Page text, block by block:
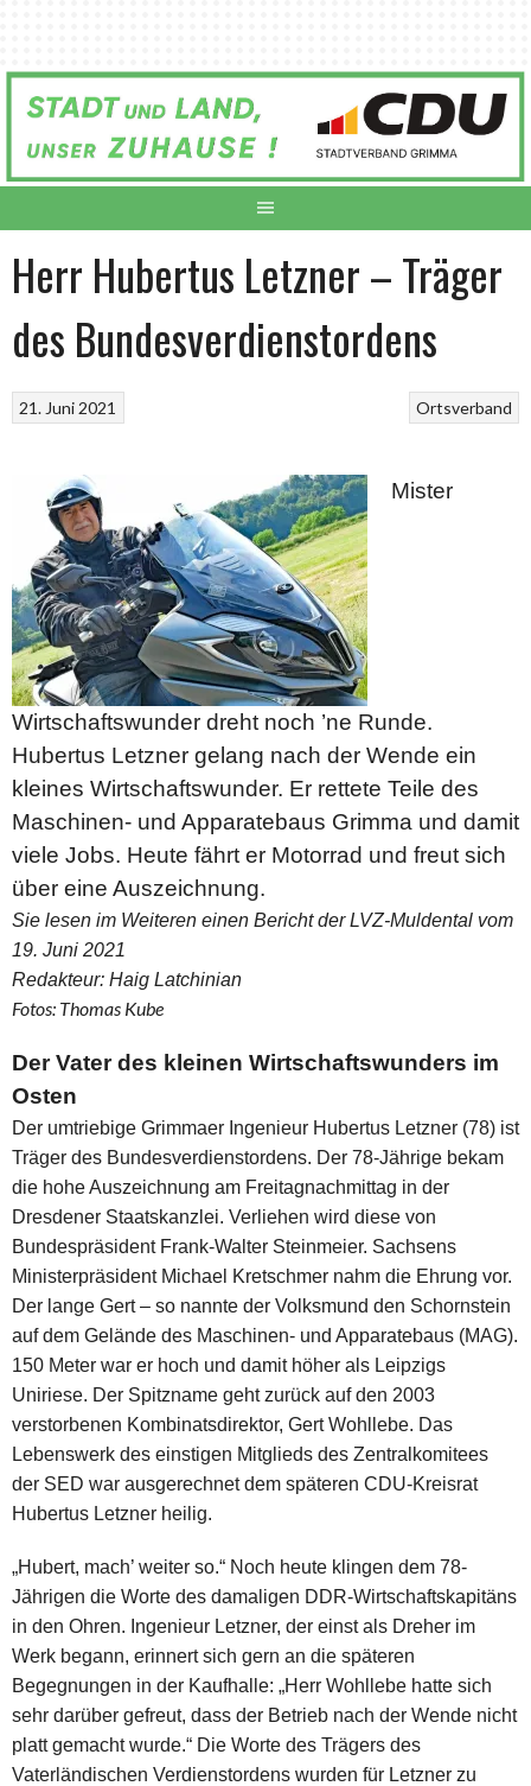
Inhalt
Herr Hubertus Letzner – Träger
des Bundesverdienstordens
Ortsverband
21. Juni 2021
Mister
Wirtschaftswunder dreht noch ’ne Runde.
Hubertus Letzner gelang nach der Wende ein
kleines Wirtschaftswunder. Er rettete Teile des
Maschinen- und Apparatebaus Grimma und damit
viele Jobs. Heute fährt er Motorrad und freut sich
über eine Auszeichnung.
Sie lesen im Weiteren einen Bericht der LVZ-Muldental vom
19. Juni 2021
Redakteur: Haig Latchinian
Fotos: Thomas Kube
Der Vater des kleinen Wirtschaftswunders im
Osten
Der umtriebige Grimmaer Ingenieur Hubertus Letzner (78) ist
Träger des Bundesverdienstordens. Der 78-Jährige bekam
die hohe Auszeichnung am Freitagnachmittag in der
Dresdener Staatskanzlei. Verliehen wird diese von
Bundespräsident Frank-Walter Steinmeier. Sachsens
Ministerpräsident Michael Kretschmer nahm die Ehrung vor.
Der lange Gert – so nannte der Volksmund den Schornstein
auf dem Gelände des Maschinen- und Apparatebaus (MAG).
150 Meter war er hoch und damit höher als Leipzigs
Uniriese. Der Spitzname geht zurück auf den 2003
verstorbenen Kombinatsdirektor, Gert Wohllebe. Das
Lebenswerk des einstigen Mitglieds des Zentralkomitees
der SED war ausgerechnet dem späteren CDU-Kreisrat
Hubertus Letzner heilig.
„Hubert, mach’ weiter so.“ Noch heute klingen dem 78-
Jährigen die Worte des damaligen DDR-Wirtschaftskapitäns
in den Ohren. Ingenieur Letzner, der einst als Dreher im
Werk begann, erinnert sich gern an die späteren
Begegnungen in der Kaufhalle: „Herr Wohllebe hatte sich
sehr darüber gefreut, dass der Betrieb nach der Wende nicht
platt gemacht wurde.“ Die Worte des Trägers des
Vaterländischen Verdienstordens wurden für Letzner zu